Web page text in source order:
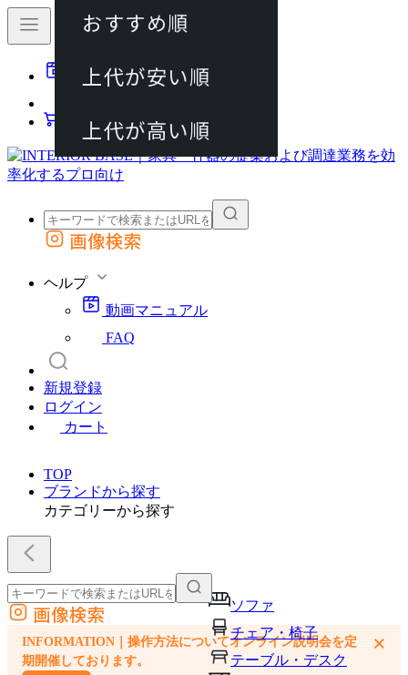
動画マニュアル
カート
外部サイトの商品をカートに追加
画像検索
ヘルプ
動画マニュアル
FAQ
新規登録
ログイン
カート
TOP
ブランドから探す
カテゴリーから探す
ソファ
チェア・椅子
テーブル・デスク
外部サイトの商品をカートに追加
他のサイトで見つけた商品ページのURLを貼り付けて、カートに追加できます
画像検索
INFORMATION｜操作方法についてオンライン説明会を定
期開催しております。
×
おすすめ順
上代が安い順
上代が高い順